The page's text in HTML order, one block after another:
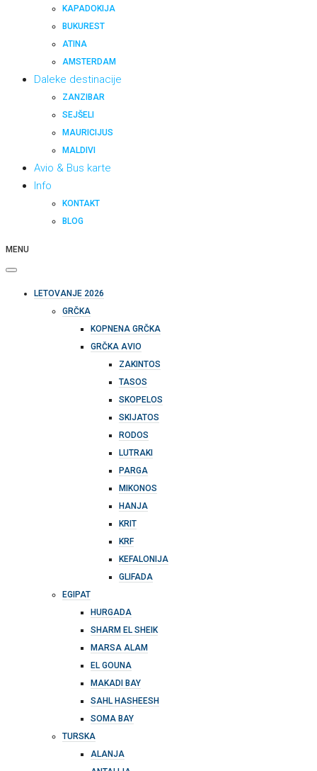
KAPADOKIJA
BUKUREST
ATINA
AMSTERDAM
Daleke destinacije
ZANZIBAR
SEJŠELI
MAURICIJUS
MALDIVI
Avio & Bus karte
Info
KONTAKT
BLOG
MENU
LETOVANJE 2026
GRČKA
KOPNENA GRČKA
GRČKA AVIO
ZAKINTOS
TASOS
SKOPELOS
SKIJATOS
RODOS
LUTRAKI
PARGA
MIKONOS
HANJA
KRIT
KRF
KEFALONIJA
GLIFADA
EGIPAT
HURGADA
SHARM EL SHEIK
MARSA ALAM
EL GOUNA
MAKADI BAY
SAHL HASHEESH
SOMA BAY
TURSKA
ALANJA